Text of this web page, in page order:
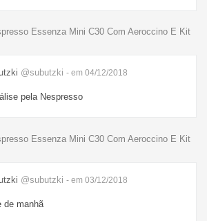
Essenza Mini C30 Com Aeroccino E Kit
@subutzki - em 04/12/2018
pela Nespresso
Essenza Mini C30 Com Aeroccino E Kit
@subutzki - em 03/12/2018
de manhã